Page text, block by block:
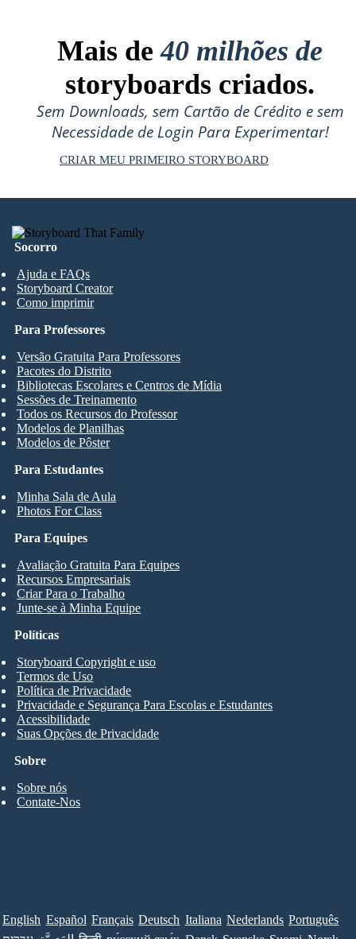
Mais de40 milhões de
storyboards criados.
Sem Downloads, sem Cartão de Crédito e sem
Necessidade de Login Para Experimentar!
CRIAR MEU PRIMEIRO STORYBOARD
Socorro
Ajuda e FAQs
Storyboard Creator
Como imprimir
Para Estudantes
Minha Sala de Aula
Photos For Class
Para Professores
Versão Gratuita Para Professores
Pacotes do Distrito
Bibliotecas Escolares e Centros de Mídia
Sessões de Treinamento
Todos os Recursos do Professor
Modelos de Planilhas
Modelos de Pôster
Para Equipes
Avaliação Gratuita Para Equipes
Recursos Empresariais
Criar Para o Trabalho
Junte-se à Minha Equipe
Sobre
Sobre nós
Contate-Nos
Políticas
Storyboard Copyright e uso
Termos de Uso
Política de Privacidade
Privacidade e Segurança Para Escolas e Estudantes
Acessibilidade
Suas Opções de Privacidade
English Español Français Deutsch Italiana Nederlands Português